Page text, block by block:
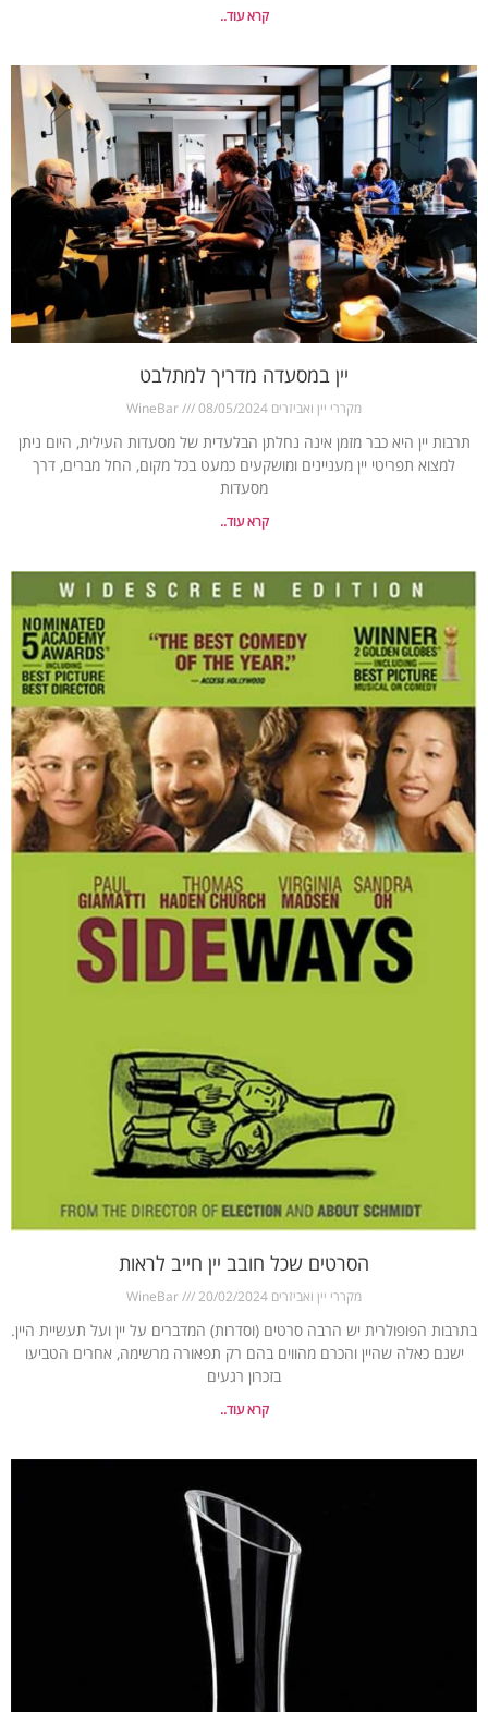
קרא עוד..
יין במסעדה מדריך למתלבט
מקררי יין ואביזרים WineBar 08/05/2024
תרבות יין היא כבר מזמן אינה נחלתן הבלעדית של מסעדות העילית, היום ניתן
למצוא תפריטי יין מעניינים ומושקעים כמעט בכל מקום, החל מברים, דרך
מסעדות
קרא עוד..
הסרטים שכל חובב יין חייב לראות
מקררי יין ואביזרים WineBar 20/02/2024
בתרבות הפופולרית יש הרבה סרטים (וסדרות) המדברים על יין ועל תעשיית היין.
ישנם כאלה שהיין והכרם מהווים בהם רק תפאורה מרשימה, אחרים הטביעו
בזכרון רגעים
קרא עוד..